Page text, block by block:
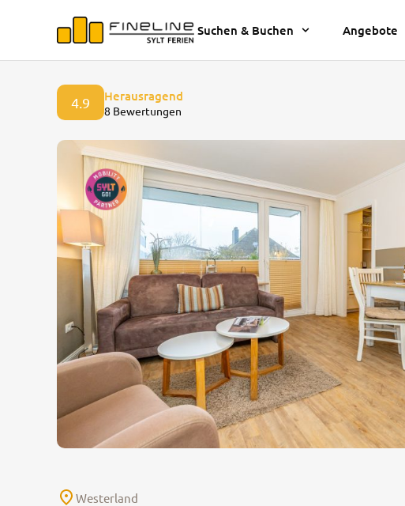
Suchen & Buchen Angebote
4.9 Herausragend
8 Bewertungen
Westerland